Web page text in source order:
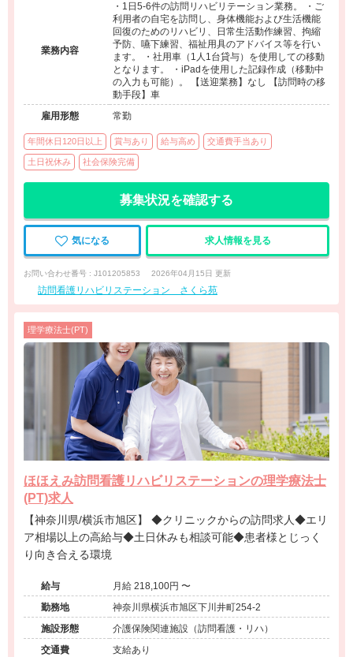
業務内容
・1日5-6件の訪問リハビリテーション業務。 ・ご
利用者の自宅を訪問し、身体機能および生活機能
回復のためのリハビリ、日常生活動作練習、拘縮
予防、嚥下練習、福祉用具のアドバイス等を行い
ます。 ・社用車（1人1台貸与）を使用しての移動
となります。 ・iPadを使用した記録作成（移動中
の入力も可能）。 【送迎業務】なし 【訪問時の移
動手段】車
雇用形態
常勤
年間休日120日以上 賞与あり 給与高め 交通費手当あり
土日祝休み 社会保険完備
募集状況を確認する
気になる 求人情報を見る
お問い合わせ番号 : J101205853 2026年04月15日 更新
訪問看護リハビリステーション さくら苑
理学療法士(PT)
ほほえみ訪問看護リハビリステーションの理学療法士
(PT)求人
【神奈川県/横浜市旭区】 ◆クリニックからの訪問求人◆エリ
ア相場以上の高給与◆土日休みも相談可能◆患者様とじっく
り向き合える環境
給与
月給 218,100円 〜
勤務地
神奈川県横浜市旭区下川井町254-2
施設形態
介護保険関連施設（訪問看護・リハ）
交通費
支給あり